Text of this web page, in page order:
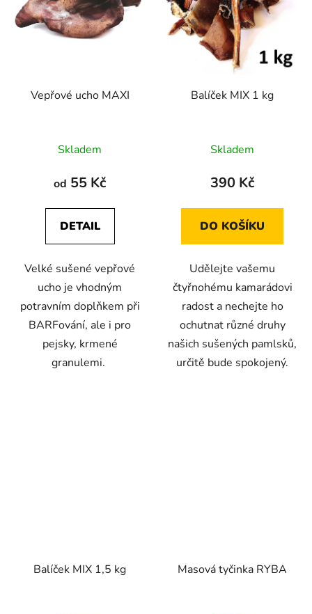
Vepřové ucho MAXI
hodnocení
produktu
5,0
z
hvězdiček.
Skladem
od 55 Kč
DETAIL
Velké sušené vepřové
ucho je vhodným
potravním doplňkem při
BARFování, ale i pro
pejsky, krmené
granulemi.
Balíček MIX 1 kg
hodnocení
produktu
4,5
z
hvězdiček.
Skladem
390 Kč
DO KOŠÍKU
Udělejte vašemu
čtyřnohému kamarádovi
radost a nechejte ho
ochutnat různé druhy
našich sušených pamlsků,
určitě bude spokojený.
Balíček MIX 1,5 kg Masová tyčinka RYBA